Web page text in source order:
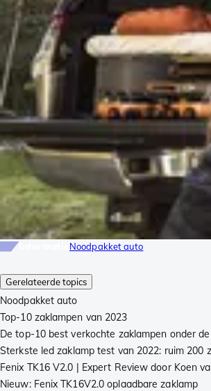
Gerelateerde topics
Noodpakket auto
Top-10 zaklampen van 2023
De top-10 best verkochte zaklampen onder
Sterkste led zaklamp test van 2022: ruim 200
Fenix TK16 V2.0 | Expert Review door Koen
Nieuw: Fenix TK16V2.0 oplaadbare zaklamp
Noodpakket auto